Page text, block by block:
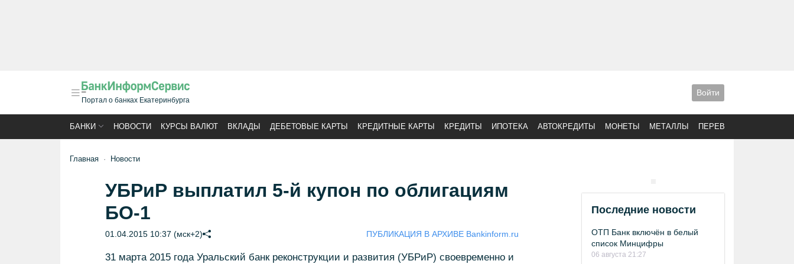
Портал о банках Екатеринбурга
Войти
БАНКИ НОВОСТИ КУРСЫ ВАЛЮТ ВКЛАДЫ ДЕБЕТОВЫЕ КАРТЫ КРЕДИТНЫЕ КАРТЫ КРЕДИТЫ ИПОТЕКА АВТОКРЕДИТЫ МОНЕТЫ МЕТАЛЛЫ ПЕРЕВОДЫ
Главная Новости
УБРиР выплатил 5-й купон по облигациям
БО-1
01.04.2015 10:37 (мск+2) ПУБЛИКАЦИЯ В АРХИВЕ Bankinform.ru
31 марта 2015 года Уральский банк реконструкции и развития (УБРиР) своевременно и
Последние новости
ОТП Банк включён в белый
список Минцифры
06 августа 21:27